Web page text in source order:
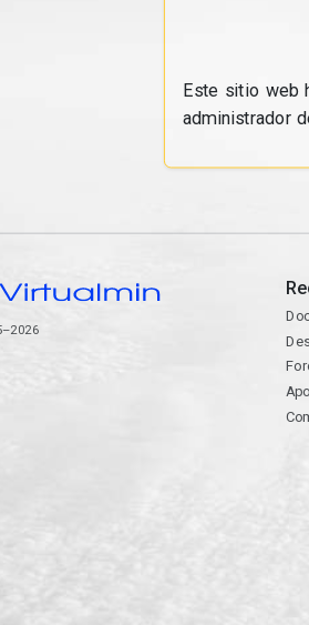
Este sitio web
administrador